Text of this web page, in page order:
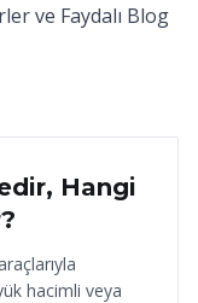
ve Faydalı Blog
Hangi
hacimli veya